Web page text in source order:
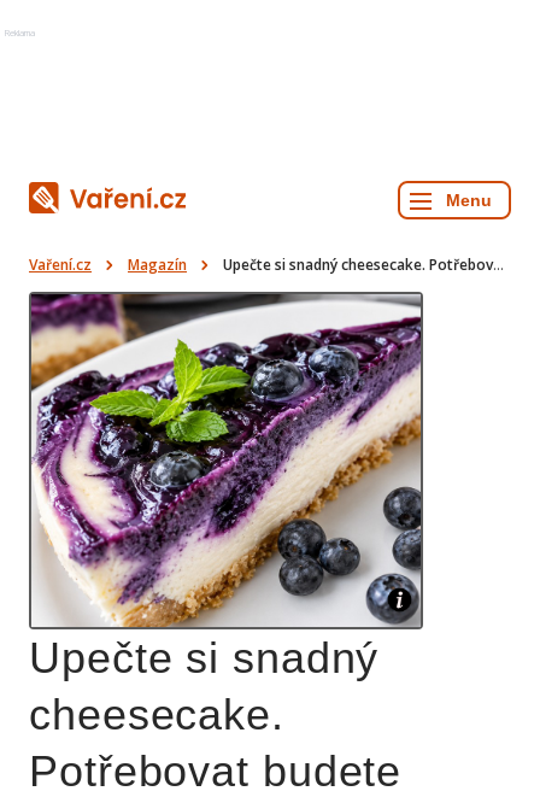
Reklama
Vaření.cz Magazín Upečte si snadný cheesecake. Potřebovat budete mascarpone, sušenky a borůvky
Upečte si snadný
cheesecake.
Potřebovat budete